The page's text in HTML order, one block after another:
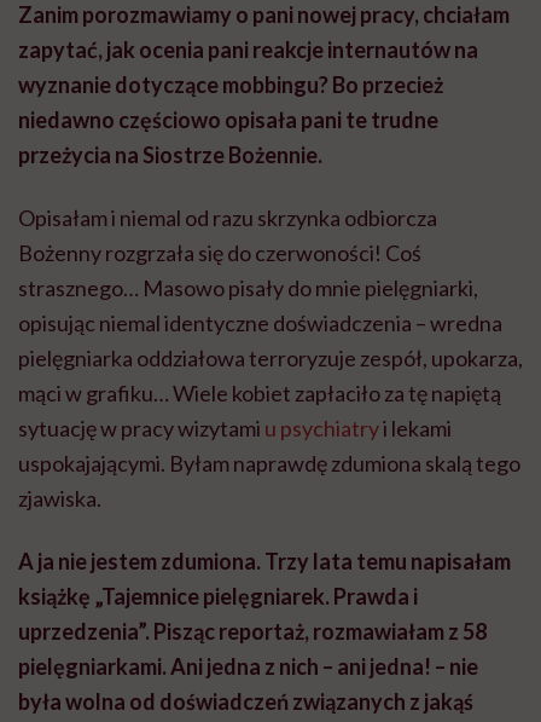
Zanim porozmawiamy o pani nowej pracy, chciałam
zapytać, jak ocenia pani reakcje internautów na
wyznanie dotyczące mobbingu? Bo przecież
niedawno częściowo opisała pani te trudne
przeżycia na SiostrzeBożennie.
Opisałam i niemal od razu skrzynka odbiorcza
Bożennyrozgrzała się do czerwoności! Coś
strasznego… Masowo pisały do mnie pielęgniarki,
opisując niemal identyczne doświadczenia – wredna
pielęgniarka oddziałowa terroryzuje zespół, upokarza,
mąci w grafiku… Wiele kobiet zapłaciło za tę napiętą
sytuację w pracy wizytami u psychiatryi lekami
uspokajającymi. Byłam naprawdę zdumiona skalą tego
zjawiska.
A ja nie jestem zdumiona. Trzy lata temu napisałam
książkę „Tajemnice pielęgniarek. Prawda i
uprzedzenia”. Pisząc reportaż, rozmawiałam z 58
pielęgniarkami.Ani jedna z nich – ani jedna! – nie
była wolna od doświadczeń związanych z jakąś